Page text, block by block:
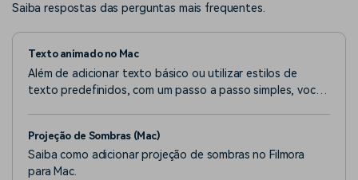
Saiba respostas das perguntas mais frequentes.
Texto animado no Mac
Além de adicionar texto básico ou utilizar estilos de
texto predefinidos, com um passo a passo simples, você
Projeção de Sombras (Mac)
Saiba como adicionar projeção de sombras no Filmora
para Mac.